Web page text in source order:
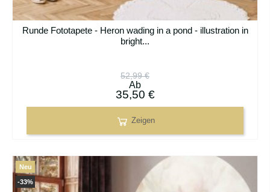
Runde Fototapete - Heron wading in a pond - illustration in
bright...
52,99 €
Ab
35,50 €
Zeigen
-33%
Neu